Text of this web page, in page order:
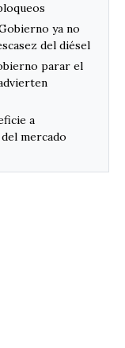
ya no
del diésel
parar el
a
mercado